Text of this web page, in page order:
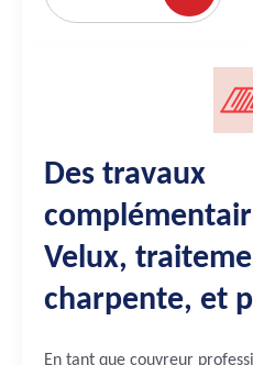
Des travaux
Velux,
charpente, et
En tant que couvreur